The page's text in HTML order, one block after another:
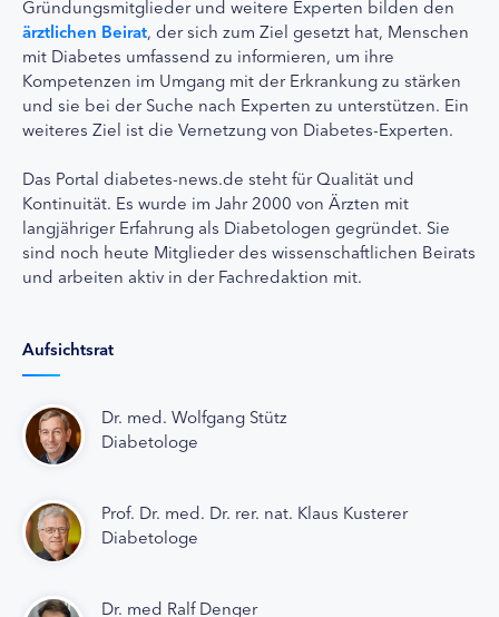
Gründungsmitglieder und weitere Experten bilden den
ärztlichen Beirat, der sich zum Ziel gesetzt hat, Menschen
mit Diabetes umfassend zu informieren, um ihre
Kompetenzen im Umgang mit der Erkrankung zu stärken
und sie bei der Suche nach Experten zu unterstützen. Ein
weiteres Ziel ist die Vernetzung von Diabetes-Experten.
Das Portal diabetes-news.de steht für Qualität und
Kontinuität. Es wurde im Jahr 2000 von Ärzten mit
langjähriger Erfahrung als Diabetologen gegründet. Sie
sind noch heute Mitglieder des wissenschaftlichen Beirats
und arbeiten aktiv in der Fachredaktion mit.
Aufsichtsrat
Dr. med. Wolfgang Stütz
Diabetologe
Prof. Dr. med. Dr. rer. nat. Klaus Kusterer
Diabetologe
Dr. med Ralf Denger